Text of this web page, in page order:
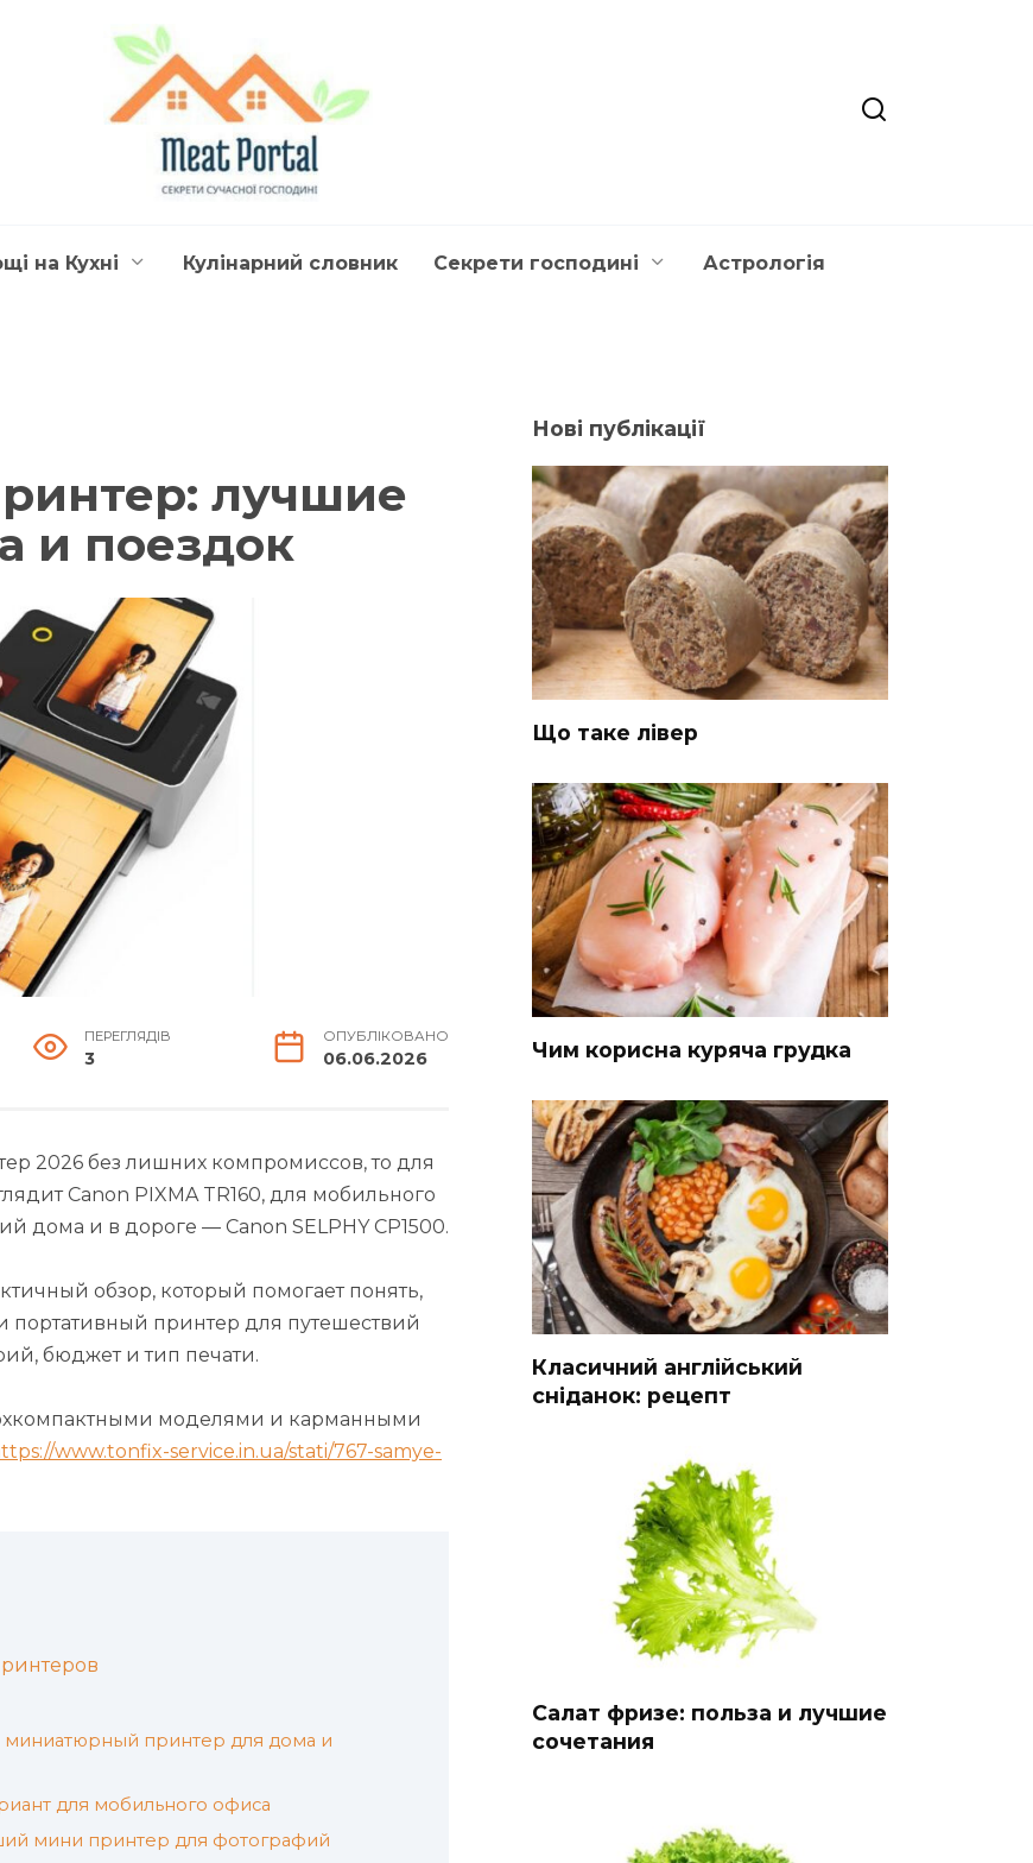
на Кухні Кулінарний словник Секрети господині Астрологія
лучшие
и поездок
ПЕРЕГЛЯДІВ
3
ОПУБЛІКОВАНО
06.06.2026
2026 без лишних компромиссов, то для
Canon PIXMA TR160, для мобильного
дома и в дороге — Canon SELPHY CP1500.
обзор, который помогает понять,
принтер для путешествий
бюджет и тип печати.
моделями и карманными
www.tonfix-service.in.ua/stati/767-samye-
миниатюрный принтер для дома и
для мобильного офиса
мини принтер для фотографий
Нові публікації
Що таке лівер
Чим корисна куряча грудка
Класичний англійський
сніданок: рецепт
Салат фризе: польза и лучшие
сочетания